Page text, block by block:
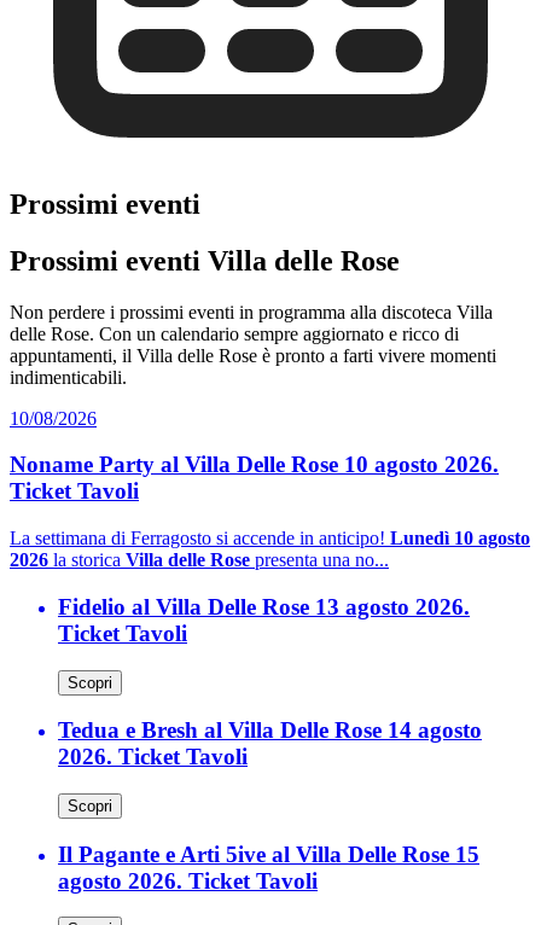
Prossimi eventi
Prossimi eventi Villa delle Rose
Non perdere i prossimi eventi in programma alla discoteca Villa
delle Rose. Con un calendario sempre aggiornato e ricco di
appuntamenti, il Villa delle Rose è pronto a farti vivere momenti
indimenticabili.
10/08/2026
Noname Party al Villa Delle Rose 10 agosto 2026.
Ticket Tavoli
La settimana di Ferragosto si accende in anticipo! Lunedì 10 agosto
2026 la storica Villa delle Rose presenta una no...
Fidelio al Villa Delle Rose 13 agosto 2026.
Ticket Tavoli
Scopri
Tedua e Bresh al Villa Delle Rose 14 agosto
2026. Ticket Tavoli
Scopri
Il Pagante e Arti 5ive al Villa Delle Rose 15
agosto 2026. Ticket Tavoli